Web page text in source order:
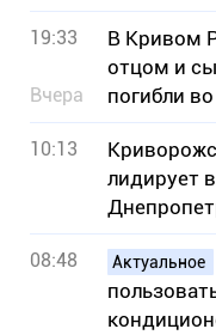
запрет на
19:33
Вчера
В Кривом
отцом и
погибли
АЗС
10:13
лидирует в
по
08:48 Актуальное